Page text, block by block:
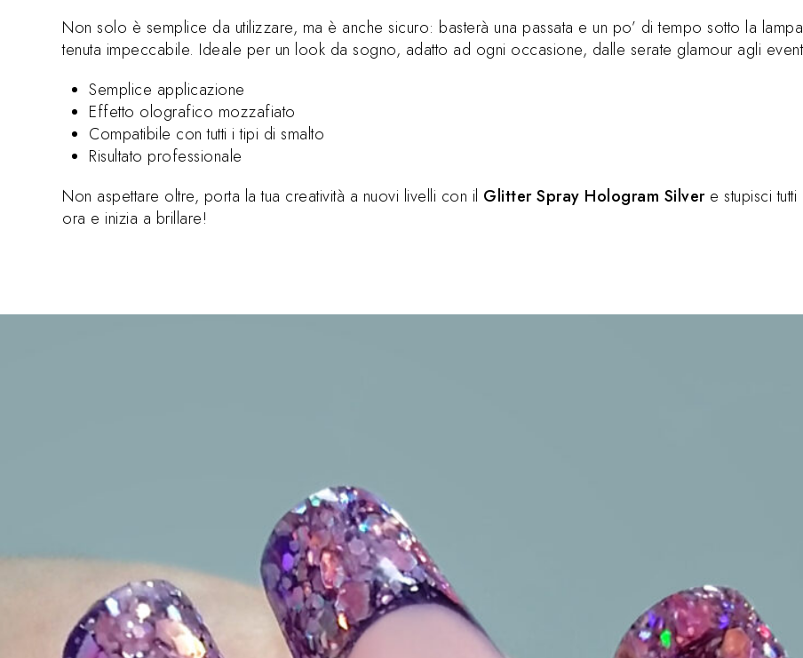
Non solo è semplice da utilizzare, ma è anche sicuro: basterà una passata e un po’ di tempo sotto la
tenuta impeccabile. Ideale per un look da sogno, adatto ad ogni occasione, dalle serate glamour agli
Semplice applicazione
Effetto olografico mozzafiato
Compatibile con tutti i tipi di smalto
Risultato professionale
Non aspettare oltre, porta la tua creatività a nuovi livelli con il Glitter Spray Hologram Silvere stupisci
ora e inizia a brillare!